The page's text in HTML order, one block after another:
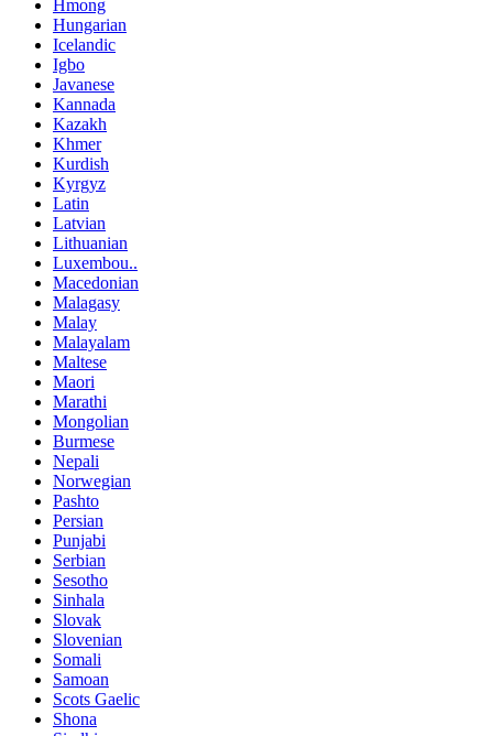
Hmong
Hungarian
Icelandic
Igbo
Javanese
Kannada
Kazakh
Khmer
Kurdish
Kyrgyz
Latin
Latvian
Lithuanian
Luxembou..
Macedonian
Malagasy
Malay
Malayalam
Maltese
Maori
Marathi
Mongolian
Burmese
Nepali
Norwegian
Pashto
Persian
Punjabi
Serbian
Sesotho
Sinhala
Slovak
Slovenian
Somali
Samoan
Scots Gaelic
Shona